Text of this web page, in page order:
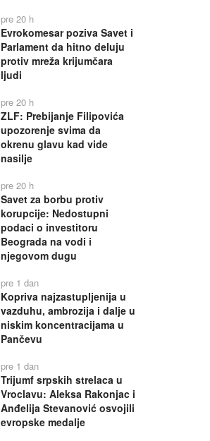
pre 20 h
Evrokomesar poziva Savet i
Parlament da hitno deluju
protiv mreža krijumčara
ljudi
pre 20 h
ZLF: Prebijanje Filipovića
upozorenje svima da
okrenu glavu kad vide
nasilje
pre 20 h
Savet za borbu protiv
korupcije: Nedostupni
podaci o investitoru
Beograda na vodi i
njegovom dugu
pre 1 dan
Kopriva najzastupljenija u
vazduhu, ambrozija i dalje u
niskim koncentracijama u
Pančevu
pre 1 dan
Trijumf srpskih strelaca u
Vroclavu: Aleksa Rakonjac i
Anđelija Stevanović osvojili
evropske medalje